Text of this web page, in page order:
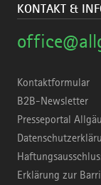
KONTAKT &
Kontaktformular
B2B-Newsletter
Presseportal Allgäu
Erklärung zur